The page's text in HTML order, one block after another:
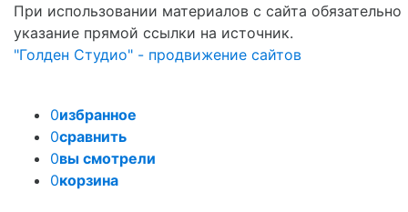
При использовании материалов с сайта обязательно
указание прямой ссылки на источник.
"Голден Студио" - продвижение сайтов
0избранное
0сравнить
0вы смотрели
0корзина